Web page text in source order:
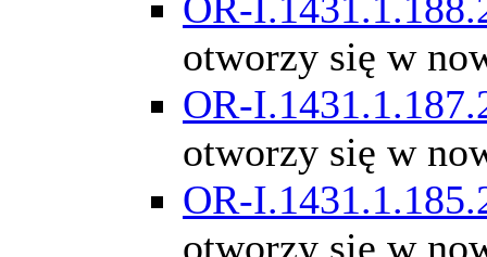
otworzy się w
OR-
otworzy się w
OR-
otworzy się w